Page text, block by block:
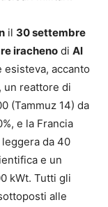
il 30 settembre
iracheno di Al
esisteva, accanto
un reattore di
(Tammuz 14) da
e la Francia
da 40
e un
kWt. Tutti gli
alle